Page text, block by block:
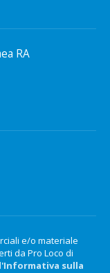
RA
e/o materiale
da Pro Loco di
l'Informativa sulla